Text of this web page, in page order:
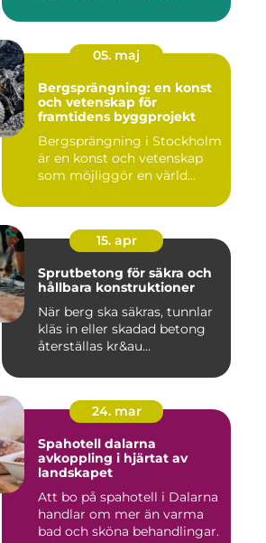
05. maj
Bergsprängning: en konst
och vetenskap för
framtidens byggprojekt
Bergsprängning i Stockholm
är en konst och vetenskap
som möjliggör en värld...
15. apr
Sprutbetong för säkra och
hållbara konstruktioner
När berg ska säkras, tunnlar
kläs in eller skadad betong
återställas kr&au...
24. mar
Spahotell dalarna
avkoppling i hjärtat av
landskapet
Att bo på spahotell i Dalarna
handlar om mer än varma
bad och sköna behandlingar.